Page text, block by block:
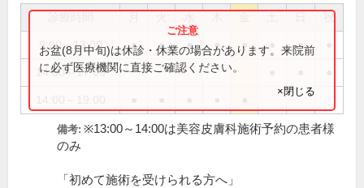
祝
9:00～13:00 ● ● ● ● ● ●
14:00～17:00
お盆(8月中旬)は休診・休業の場合があります。来院前
に必ず医療機関に直接ご確認ください。
×閉じる
備考: ※13:00～14:00は美容皮膚科施術予約の患者様
のみ
「初めて施術を受けられる方へ」